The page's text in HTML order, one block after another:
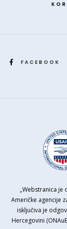
FACEBOOK
„Webstranica
Američke agencije
isključiva je
Hercegovini